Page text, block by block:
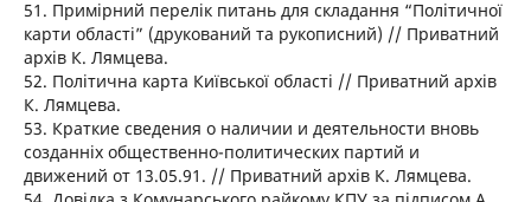
51. Примірний перелік питань для складання “Політичної
карти області” (друкований та рукописний) // Приватний
архів К. Лямцева.
52. Політична карта Київської області // Приватний архів
К. Лямцева.
53. Краткие сведения о наличии и деятельности вновь
созданніх общественно-политических партий и
движений от 13.05.91. // Приватний архів К. Лямцева.